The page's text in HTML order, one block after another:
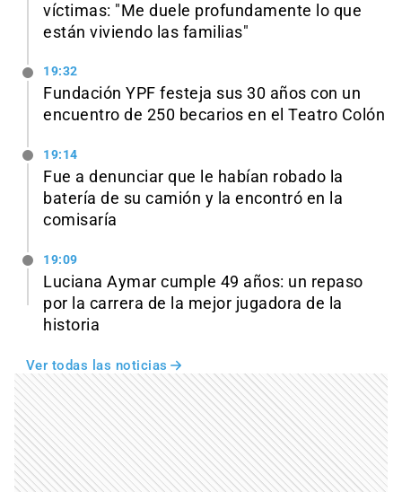
víctimas: "Me duele profundamente lo que
están viviendo las familias"
19:32
Fundación YPF festeja sus 30 años con un
encuentro de 250 becarios en el Teatro Colón
19:14
Fue a denunciar que le habían robado la
batería de su camión y la encontró en la
comisaría
19:09
Luciana Aymar cumple 49 años: un repaso
por la carrera de la mejor jugadora de la
historia
Ver todas las noticias